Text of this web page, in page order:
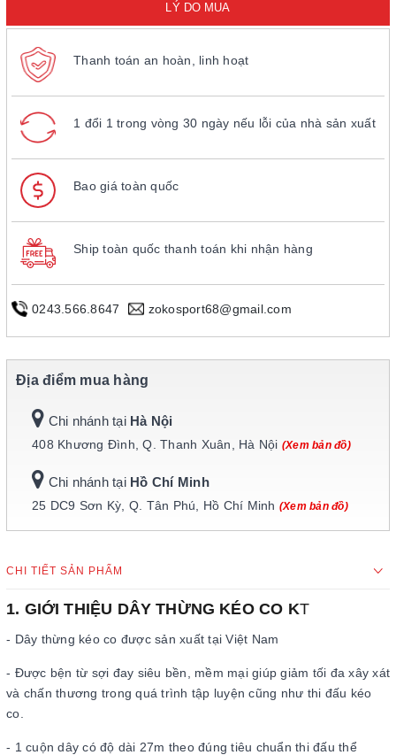
LÝ DO MUA
Thanh toán an hoàn, linh hoạt
1 đổi 1 trong vòng 30 ngày nếu lỗi của nhà sản xuất
Bao giá toàn quốc
Ship toàn quốc thanh toán khi nhận hàng
0243.566.8647 zokosport68@gmail.com
Địa điểm mua hàng
Chi nhánh tại Hà Nội
408 Khương Đình, Q. Thanh Xuân, Hà Nội (Xem bản đồ)
Chi nhánh tại Hồ Chí Minh
25 DC9 Sơn Kỳ, Q. Tân Phú, Hồ Chí Minh (Xem bản đồ)
CHI TIẾT SẢN PHẨM
1. GIỚI THIỆU DÂY THỪNG KÉO CO KT
- Dây thừng kéo co được sản xuất tại Việt Nam
- Được bện từ sợi đay siêu bền, mềm mại giúp giảm tối đa xây xát
và chấn thương trong quá trình tập luyện cũng như thi đấu kéo
co.
- 1 cuộn dây có độ dài 27m theo đúng tiêu chuẩn thi đấu thể